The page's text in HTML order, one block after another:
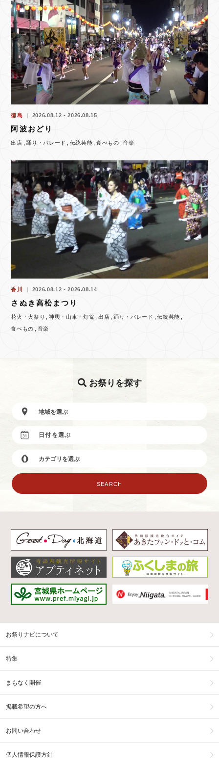
徳島 2026.08.12 - 2026.08.15
阿波おどり
出店 踊り・パレード 伝統芸能 食べもの 音楽
香川 2026.08.12 - 2026.08.14
さぬき高松まつり
花火・火祭り 神輿・山車・灯篭 出店 踊り・パレード
伝統芸能
食べもの
音楽
お祭りを探す
お祭りナビについて
特集
まもなく開催
掲載希望の方へ
お問い合わせ
個人情報保護方針